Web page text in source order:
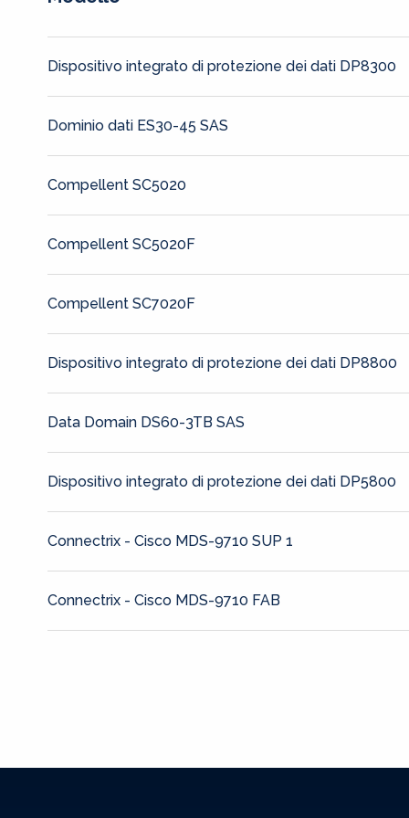
Dispositivo integrato di protezione dei dati DP8300
Dominio dati ES30-45 SAS
Compellent SC5020
Compellent SC5020F
Compellent SC7020F
Dispositivo integrato di protezione dei dati DP8800
Data Domain DS60-3TB SAS
Dispositivo integrato di protezione dei dati DP5800
Connectrix - Cisco MDS-9710 SUP 1
Connectrix - Cisco MDS-9710 FAB